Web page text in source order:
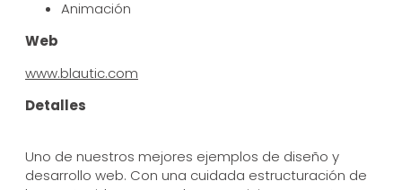
Animación
Web
www.blautic.com
Detalles
Uno de nuestros mejores ejemplos de diseño y
desarrollo web. Con una cuidada estructuración de